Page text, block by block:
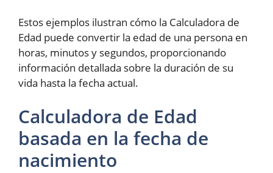
Estos ejemplos ilustran cómo la Calculadora de
Edad puede convertir la edad de una persona en
horas, minutos y segundos, proporcionando
información detallada sobre la duración de su
vida hasta la fecha actual.
Calculadora de Edad
basada en la fecha de
nacimiento